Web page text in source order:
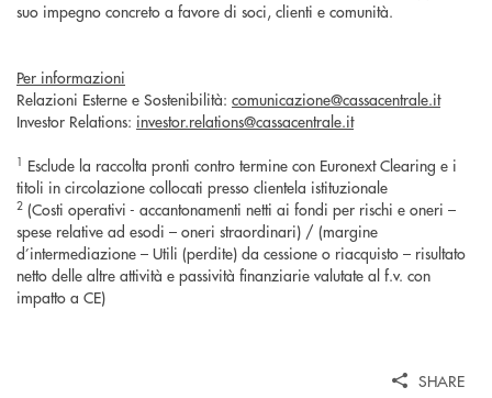
suo impegno concreto a favore di soci, clienti e comunità.
Per informazioni
Relazioni Esterne e Sostenibilità: comunicazione@cassacentrale.it
Investor Relations: investor.relations@cassacentrale.it
1 Esclude la raccolta pronti contro termine con Euronext Clearing e i
titoli in circolazione collocati presso clientela istituzionale
2 (Costi operativi - accantonamenti netti ai fondi per rischi e oneri –
spese relative ad esodi – oneri straordinari) / (margine
d’intermediazione – Utili (perdite) da cessione o riacquisto – risultato
netto delle altre attività e passività finanziarie valutate al f.v. con
impatto a CE)
SHARE